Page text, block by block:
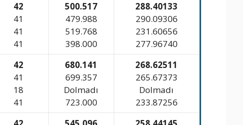
42
41
41
41
500.517
479.988
519.768
398.000
288.40133
290.09306
231.60656
277.96740
42
41
18
41
680.141
699.357
Dolmadı
723.000
268.62511
265.67373
Dolmadı
233.87256